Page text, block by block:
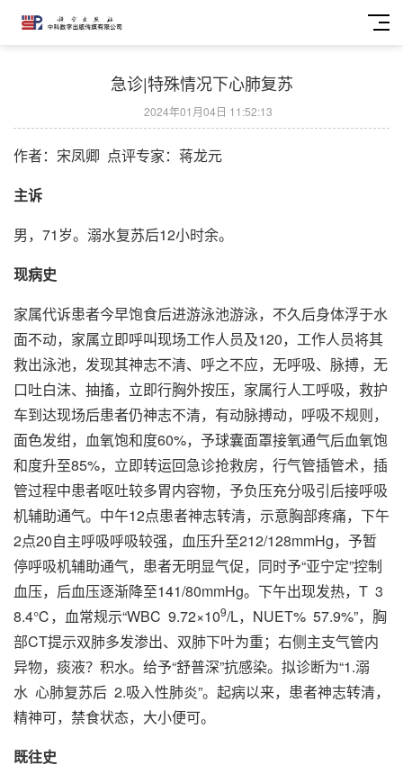
急诊|特殊情况下心肺复苏
2024年01月04日 11:52:13
作者：宋凤卿 点评专家：蒋龙元
主诉
男，71岁。溺水复苏后12小时余。
现病史
家属代诉患者今早饱食后进游泳池游泳，不久后身体浮于水
面不动，家属立即呼叫现场工作人员及120，工作人员将其
救出泳池，发现其神志不清、呼之不应，无呼吸、脉搏，无
口吐白沫、抽搐，立即行胸外按压，家属行人工呼吸，救护
车到达现场后患者仍神志不清，有动脉搏动，呼吸不规则，
面色发绀，血氧饱和度60%，予球囊面罩接氧通气后血氧饱
和度升至85%，立即转运回急诊抢救房，行气管插管术，插
管过程中患者呕吐较多胃内容物，予负压充分吸引后接呼吸
机辅助通气。中午12点患者神志转清，示意胸部疼痛，下午
2点20自主呼吸呼吸较强，血压升至212/128mmHg，予暂
停呼吸机辅助通气，患者无明显气促，同时予“亚宁定”控制
血压，后血压逐渐降至141/80mmHg。下午出现发热，T 3
8.4℃，血常规示“WBC 9.72×109/L，NUET% 57.9%”，胸
部CT提示双肺多发渗出、双肺下叶为重；右侧主支气管内
异物，痰液？积水。给予“舒普深”抗感染。拟诊断为“1.溺
水 心肺复苏后 2.吸入性肺炎”。起病以来，患者神志转清，
精神可，禁食状态，大小便可。
既往史